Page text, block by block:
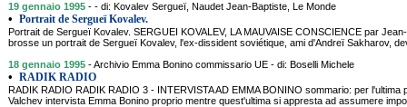
19 gennaio 1995 - - di: Kovalev Sergueï, Naudet Jean-Baptiste, Le Monde
• Portrait de Sergueï Kovalev.
Portrait de Sergueï Kovalev. SERGUEI KOVALEV, LA MAUVAISE CONSCIENCE par
brosse un portrait de Sergueï Kovalev, l'ex-dissident soviétique, ami d'Andreï Sakharov,
18 gennaio 1995 - Archivio Emma Bonino commissario UE - di: Boselli Michele
• RADIK RADIO
RADIK RADIO RADIK RADIO 3 - INTERVISTA AD EMMA BONINO sommario: per l'ultima
Valchev intervista Emma Bonino proprio mentre quest'ultima si appresta ad assumere